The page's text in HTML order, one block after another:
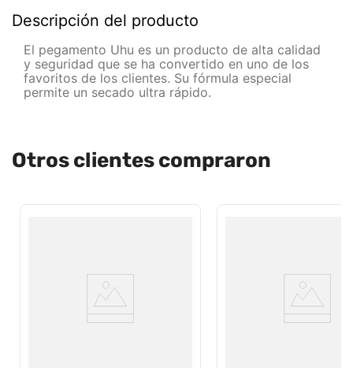
Descripción del producto
El pegamento Uhu es un producto de alta calidad
y seguridad que se ha convertido en uno de los
favoritos de los clientes. Su fórmula especial
permite un secado ultra rápido.
Otros clientes compraron